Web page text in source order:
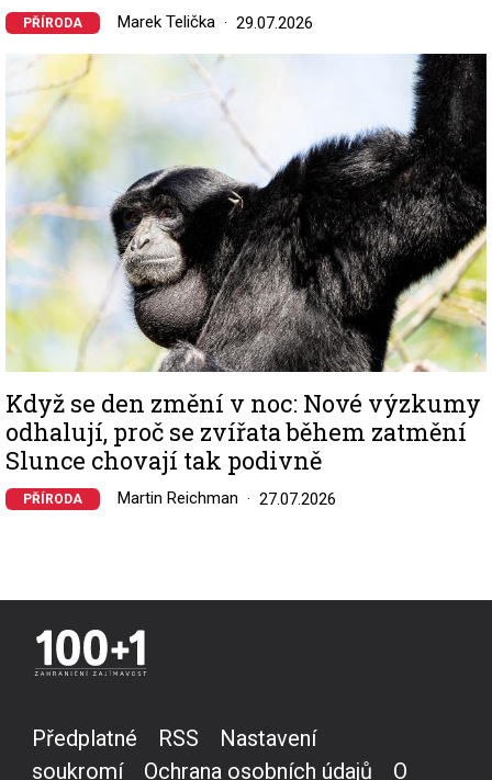
PŘÍRODA Marek Telička 29.07.2026
Image
Když se den změní v noc: Nové výzkumy
odhalují, proč se zvířata během zatmění
Slunce chovají tak podivně
PŘÍRODA Martin Reichman 27.07.2026
Předplatné RSS
Nastavení
soukromí
Ochrana osobních údajů O